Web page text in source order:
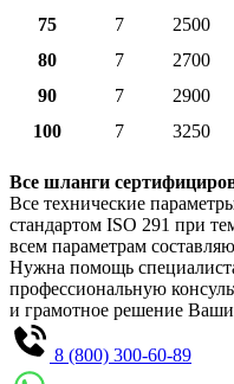
75
7 2500
80
7 2700
90
7 2900
100
7 3250
Все шланги
Все технические
стандартом ISO 291 при
всем параметрам
Нужна помощь
профессиональную
и грамотное решение
8 (800) 300-60-89